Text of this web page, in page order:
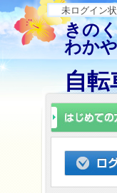
未ログイン状
きの
わか
自転